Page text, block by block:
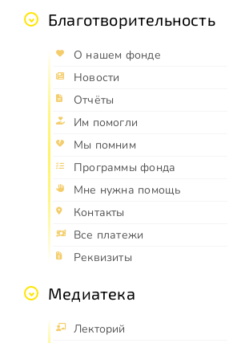
Благотворительность
О нашем фонде
Новости
Отчёты
Им помогли
Мы помним
Программы фонда
Мне нужна помощь
Контакты
Все платежи
Реквизиты
Медиатека
Лекторий